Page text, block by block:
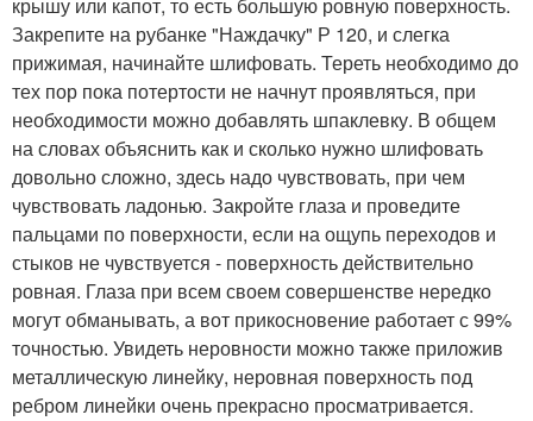
крышу или капот, то есть большую ровную поверхность.
Закрепите на рубанке "Наждачку" Р 120, и слегка
прижимая, начинайте шлифовать. Тереть необходимо до
тех пор пока потертости не начнут проявляться, при
необходимости можно добавлять шпаклевку. В общем
на словах объяснить как и сколько нужно шлифовать
довольно сложно, здесь надо чувствовать, при чем
чувствовать ладонью. Закройте глаза и проведите
пальцами по поверхности, если на ощупь переходов и
стыков не чувствуется - поверхность действительно
ровная. Глаза при всем своем совершенстве нередко
могут обманывать, а вот прикосновение работает с 99%
точностью. Увидеть неровности можно также приложив
металлическую линейку, неровная поверхность под
ребром линейки очень прекрасно просматривается.